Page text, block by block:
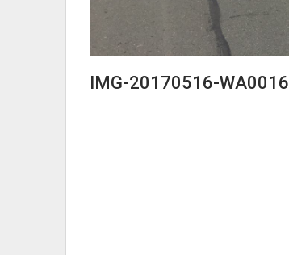
IMG-20170516-WA0016